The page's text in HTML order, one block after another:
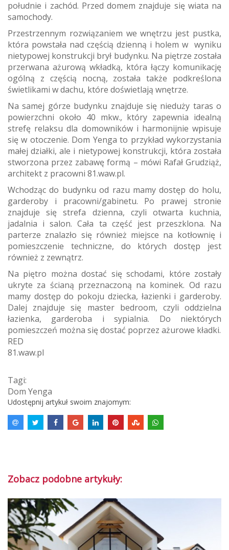
południe i zachód. Przed domem znajduje się wiata na
samochody.
Przestrzennym rozwiązaniem we wnętrzu jest pustka,
która powstała nad częścią dzienną i holem w wyniku
nietypowej konstrukcji brył budynku. Na piętrze została
przerwana ażurową wkładką, która łączy komunikację
ogólną z częścią nocną, została także podkreślona
świetlikami w dachu, które doświetlają wnętrze.
Na samej górze budynku znajduje się nieduży taras o
powierzchni około 40 mkw., który zapewnia idealną
strefę relaksu dla domowników i harmonijnie wpisuje
się w otoczenie. Dom Yenga to przykład wykorzystania
małej działki, ale i nietypowej konstrukcji, która została
stworzona przez zabawę formą – mówi Rafał Grudziąż,
architekt z pracowni 81.waw.pl.
Wchodząc do budynku od razu mamy dostęp do holu,
garderoby i pracowni/gabinetu. Po prawej stronie
znajduje się strefa dzienna, czyli otwarta kuchnia,
jadalnia i salon. Cała ta część jest przeszklona. Na
parterze znalazło się również miejsce na kotłownię i
pomieszczenie techniczne, do których dostęp jest
również z zewnątrz.
Na piętro można dostać się schodami, które zostały
ukryte za ścianą przeznaczoną na kominek. Od razu
mamy dostęp do pokoju dziecka, łazienki i garderoby.
Dalej znajduje się master bedroom, czyli oddzielna
łazienka, garderoba i sypialnia. Do niektórych
pomieszczeń można się dostać poprzez ażurowe kładki.
RED
81.waw.pl
Tagi:
Dom Yenga
Udostępnij artykuł swoim znajomym:
Zobacz podobne artykuły: